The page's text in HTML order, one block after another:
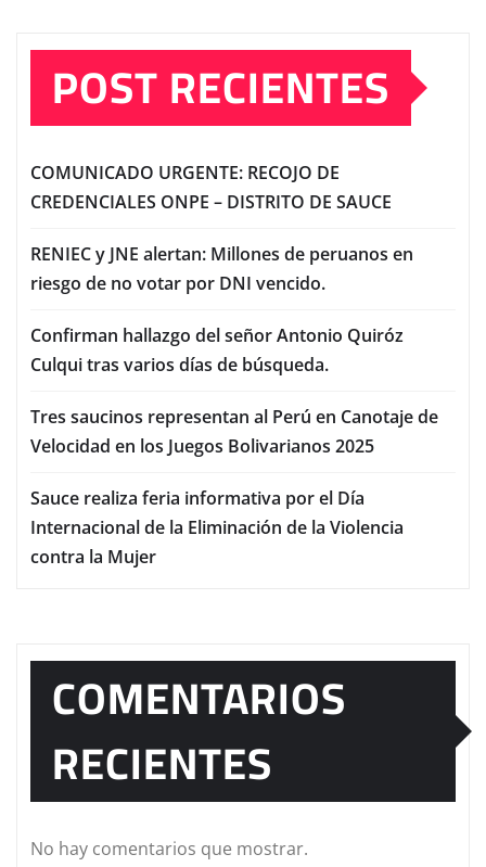
POST RECIENTES
COMUNICADO URGENTE: RECOJO DE
CREDENCIALES ONPE – DISTRITO DE SAUCE
RENIEC y JNE alertan: Millones de peruanos en
riesgo de no votar por DNI vencido.
Confirman hallazgo del señor Antonio Quiróz
Culqui tras varios días de búsqueda.
Tres saucinos representan al Perú en Canotaje de
Velocidad en los Juegos Bolivarianos 2025
Sauce realiza feria informativa por el Día
Internacional de la Eliminación de la Violencia
contra la Mujer
COMENTARIOS
RECIENTES
No hay comentarios que mostrar.